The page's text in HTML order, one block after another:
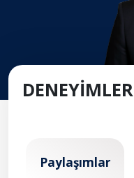
DENEYİMLER
Paylaşımlar